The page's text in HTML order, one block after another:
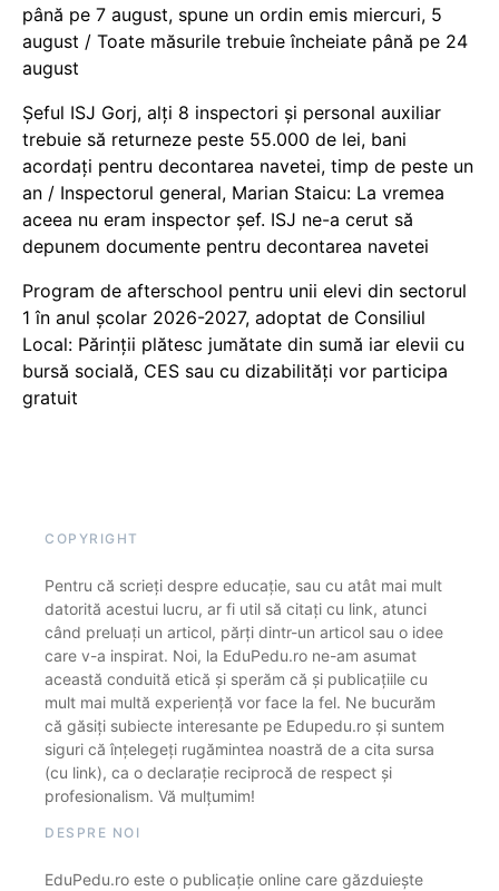
până pe 7 august, spune un ordin emis miercuri, 5
august / Toate măsurile trebuie încheiate până pe 24
august
Șeful ISJ Gorj, alți 8 inspectori și personal auxiliar
trebuie să returneze peste 55.000 de lei, bani
acordați pentru decontarea navetei, timp de peste un
an / Inspectorul general, Marian Staicu: La vremea
aceea nu eram inspector șef. ISJ ne-a cerut să
depunem documente pentru decontarea navetei
Program de afterschool pentru unii elevi din sectorul
1 în anul școlar 2026-2027, adoptat de Consiliul
Local: Părinții plătesc jumătate din sumă iar elevii cu
bursă socială, CES sau cu dizabilităţi vor participa
gratuit
COPYRIGHT
Pentru că scrieți despre educație, sau cu atât mai mult
datorită acestui lucru, ar fi util să citați cu link, atunci
când preluați un articol, părți dintr-un articol sau o idee
care v-a inspirat. Noi, la EduPedu.ro ne-am asumat
această conduită etică și sperăm că și publicațiile cu
mult mai multă experiență vor face la fel. Ne bucurăm
că găsiți subiecte interesante pe Edupedu.ro și suntem
siguri că înțelegeți rugămintea noastră de a cita sursa
(cu link), ca o declarație reciprocă de respect și
profesionalism. Vă mulțumim!
DESPRE NOI
EduPedu.ro este o publicație online care găzduiește